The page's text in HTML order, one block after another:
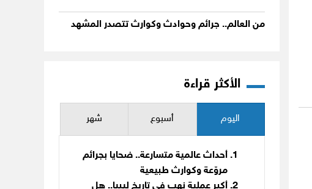
من العالم.. جرائم وحوادث وكوارث تتصدر المشهد
الأكثر قراءة
اليوم أسبوع شهر
أحداث عالمية متسارعة.. ضحايا بجرائم
مروّعة وكوارث طبيعية
أكبر عملية نهب في تاريخ ليبيا.. هل